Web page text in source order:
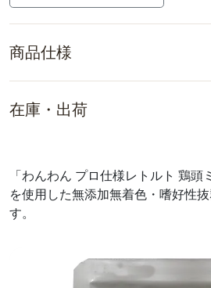
商品仕様
在庫・出荷
「わんわん プロ仕様レトルト 鶏
を使用した無添加無着色・嗜好性
す。